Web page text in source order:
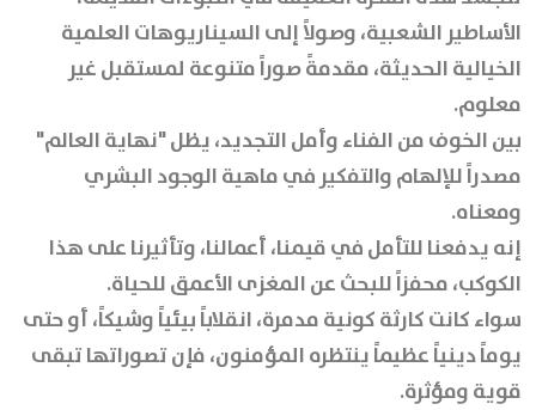
الأساطير الشعبية، وصولاً إلى السيناريوهات العلمية
الخيالية الحديثة، مقدمةً صوراً متنوعة لمستقبل غير
معلوم.
بين الخوف من الفناء وأمل التجديد، يظل "نهاية العالم"
مصدراً للإلهام والتفكير في ماهية الوجود البشري
ومعناه.
إنه يدفعنا للتأمل في قيمنا، أعمالنا، وتأثيرنا على هذا
الكوكب، محفزاً للبحث عن المغزى الأعمق للحياة.
سواء كانت كارثة كونية مدمرة، انقلاباً بيئياً وشيكاً، أو حتى
يوماً دينياً عظيماً ينتظره المؤمنون، فإن تصوراتها تبقى
قوية ومؤثرة.